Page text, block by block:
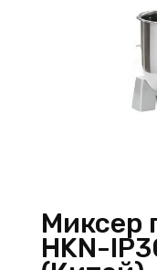
Миксер
HKN-